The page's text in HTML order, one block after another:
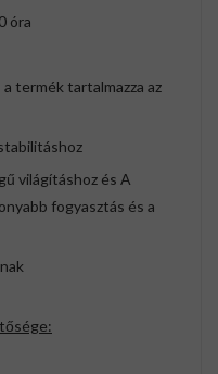
óra
termék tartalmazza az
világításhoz és A
fogyasztás és a